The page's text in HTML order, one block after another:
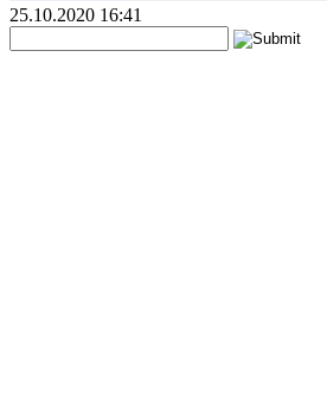
25.10.2020 16:41